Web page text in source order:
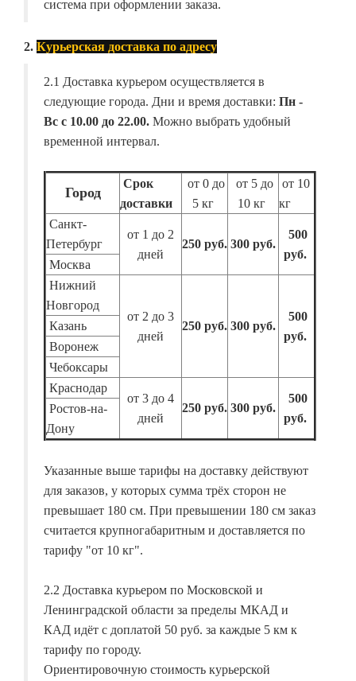
система при оформлении заказа.
2. Курьерская доставка по адресу
2.1 Доставка курьером осуществляется в
следующие города. Дни и время доставки: Пн -
Вс с 10.00 до 22.00. Можно выбрать удобный
временной интервал.
Город
Срок
доставки
от 0 до
5 кг
от 5 до
10 кг
от 10
кг
Санкт-
Петербург
от 1 до 2
дней
250 руб. 300 руб.
500
руб.
Москва
Нижний
Новгород
от 2 до 3
дней
250 руб. 300 руб.
500
руб.
Казань
Воронеж
Чебоксары
Краснодар
от 3 до 4
дней
250 руб. 300 руб.
500
руб.
Ростов-на-
Дону
Указанные выше тарифы на доставку действуют
для заказов, у которых сумма трёх сторон не
превышает 180 см. При превышении 180 см заказ
считается крупногабаритным и доставляется по
тарифу "от 10 кг".
2.2 Доставка курьером по Московской и
Ленинградской области за пределы МКАД и
КАД идёт с доплатой 50 руб. за каждые 5 км к
тарифу по городу.
Ориентировочную стоимость курьерской